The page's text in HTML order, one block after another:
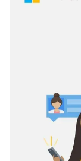
Theo dõi báo trên